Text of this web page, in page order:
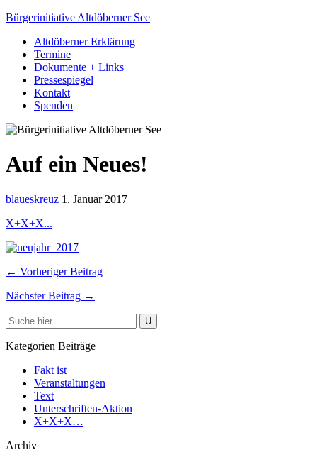
Bürgerinitiative Altdöberner See
Altdöberner Erklärung
Termine
Dokumente + Links
Pressespiegel
Kontakt
Spenden
Auf ein Neues!
blaueskreuz 1. Januar 2017
X+X+X...
← Vorheriger Beitrag
Nächster Beitrag →
Kategorien Beiträge
Fakt ist
Veranstaltungen
Text
Unterschriften-Aktion
X+X+X…
Archiv